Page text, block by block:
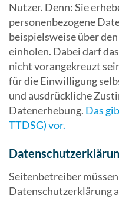
Nutzer. Denn: Sie
personenbezogene
beispielsweise über
einholen. Dabei darf
nicht vorangekreuzt
für die Einwilligung
und ausdrückliche
Datenerhebung. Das
TTDSG) vor.
Seitenbetreiber
Datenschutzerklärung